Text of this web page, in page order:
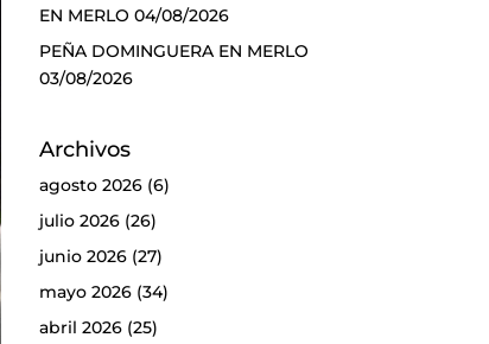
EN MERLO 04/08/2026
PEÑA DOMINGUERA EN MERLO
03/08/2026
Archivos
agosto 2026(6)
julio 2026(26)
junio 2026(27)
mayo 2026(34)
abril 2026(25)